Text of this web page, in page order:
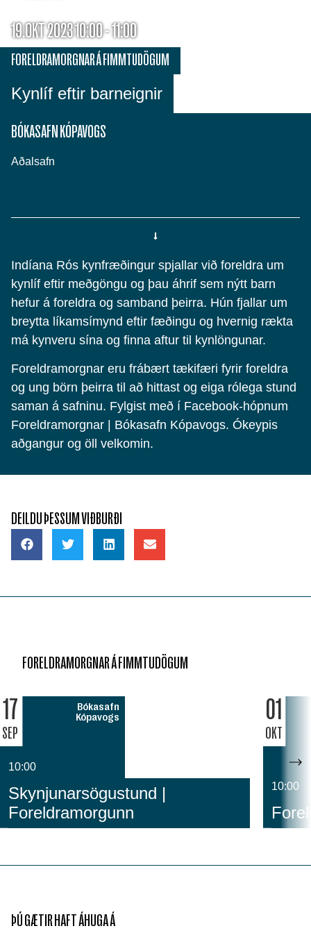
19.OKT 2023 10:00 - 11:00
Kynlíf eftir barneignir
FORELDRAMORGNAR Á FIMMTUDÖGUM
BÓKASAFN KÓPAVOGS
Aðalsafn
Indíana Rós kynfræðingur spjallar við foreldra um
kynlíf eftir meðgöngu og þau áhrif sem nýtt barn
hefur á foreldra og samband þeirra. Hún fjallar um
breytta líkamsímynd eftir fæðingu og hvernig rækta
má kynveru sína og finna aftur til kynlöngunar.
Foreldramorgnar eru frábært tækifæri fyrir foreldra
og ung börn þeirra til að hittast og eiga rólega stund
saman á safninu. Fylgist með í Facebook-hópnum
Foreldramorgnar | Bókasafn Kópavogs. Ókeypis
aðgangur og öll velkomin.
DEILDU ÞESSUM VIÐBURÐI
FORELDRAMORGNAR Á FIMMTUDÖGUM
17
SEP
Bókasafn
Kópavogs
10:00
Skynjunarsögustund |
Foreldramorgunn
01
OKT
10:00
ÞÚ GÆTIR HAFT ÁHUGA Á